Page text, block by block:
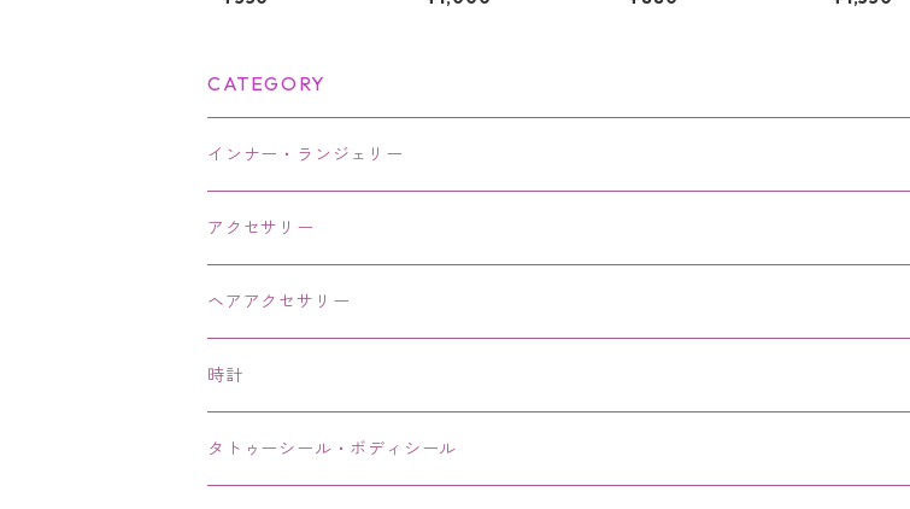
ボディピアス アクセサ
ープンハート 水晶 ハ
ラック ２連チェーン
ック アク
CATEGORY
インナー・ランジェリー
アクセサリー
ネックレス・チョーカー
ピアス・イヤリング・鼻ピアス
リング・指輪
ヘアアクセサリー
時計
タトゥーシール・ボディシール